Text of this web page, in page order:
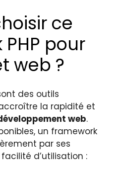
ce
pour
web ?
des outils
la rapidité et
web.
un framework
par ses
d’utilisation :